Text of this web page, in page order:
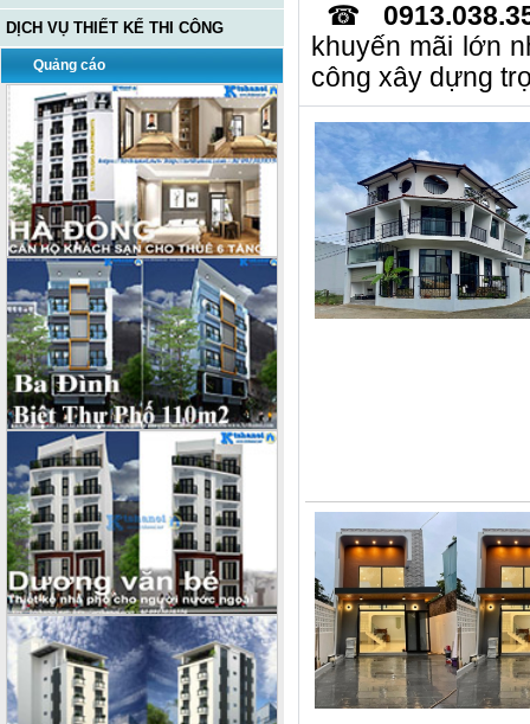
DỊCH VỤ THIẾT KẾ THI CÔNG
Quảng cáo
☎
khuyến mãi lớn
công xây dựng